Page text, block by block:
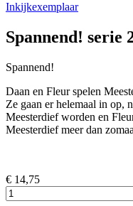
Inkijkexemplaar
Spannend! serie
Spannend!
Daan en Fleur spelen
Ze gaan er helemaal in op,
Meesterdief worden en
Meesterdief meer dan
€ 14,75